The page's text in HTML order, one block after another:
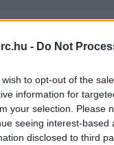
- Do Not
wish to opt-out of the
information for
your selection. Please
seeing interest-
disclosed to third
–